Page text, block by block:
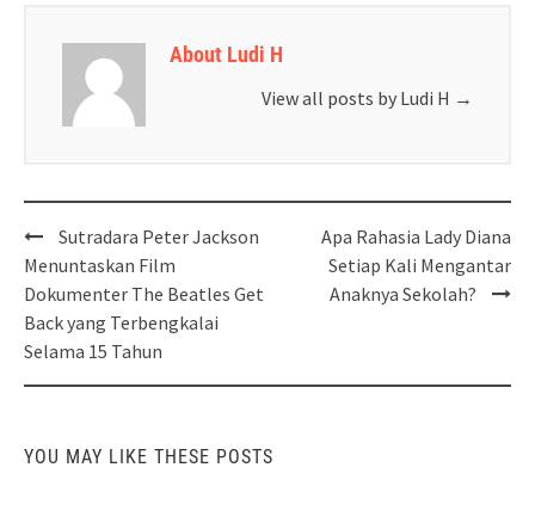
About Ludi H
View all posts by Ludi H →
Post
navigation
Sutradara Peter Jackson
Menuntaskan Film
Dokumenter The Beatles Get
Back yang Terbengkalai
Selama 15 Tahun
Apa Rahasia Lady Diana
Setiap Kali Mengantar
Anaknya Sekolah?
YOU MAY LIKE THESE POSTS